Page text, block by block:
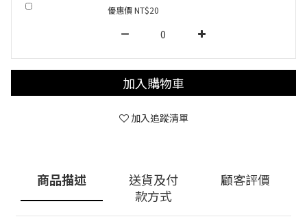
優惠價 NT$20
加入購物車
加入追蹤清單
商品描述
送貨及付
款方式
顧客評價